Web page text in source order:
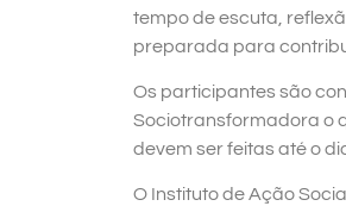
tempo de escuta,
preparada para
Os participantes são
Sociotransformadora o
devem ser feitas até o
O Instituto de Ação